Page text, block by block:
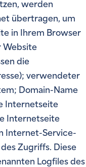
werden
übertragen, um
in Ihrem Browser
Website
die
verwendeter
Domain-Name
Internetseite
Internetseite
Internet-Service-
Zugriffs. Diese
Logfiles des